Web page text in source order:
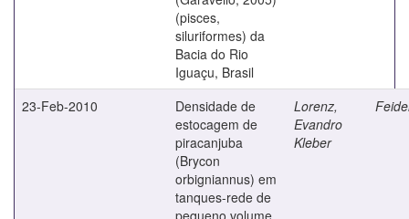
(pisces,
siluriformes) da
Bacia do Rio
Iguaçu, Brasil
23-Feb-2010
Densidade de
estocagem de
piracanjuba
(Brycon
orbigniannus) em
tanques-rede de
pequeno volume
Lorenz,
Evandro
Kleber